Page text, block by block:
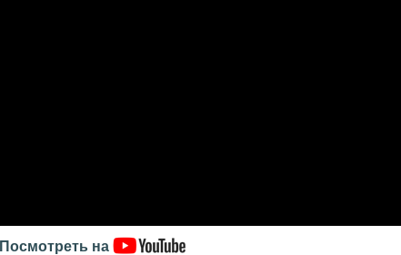
Посмотреть на